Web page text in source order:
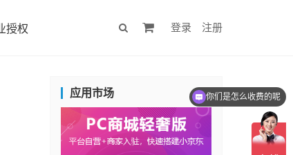
授权 登录 注册
应用市场 你们是怎么收费的呢